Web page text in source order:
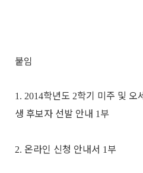
붙임
1. 2014학년도 2학기 미주 및 오
생 후보자 선발 안내 1 부
2. 온라인 신청 안내서 1 부